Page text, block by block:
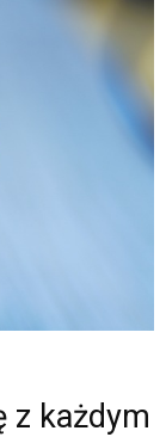
z każdym